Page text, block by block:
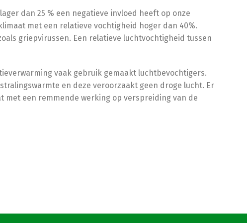
dan 25 % een negatieve invloed heeft op onze
met een relatieve vochtigheid hoger dan 40%.
griepvirussen. Een relatieve luchtvochtigheid tussen
vaak gebruik gemaakt luchtbevochtigers.
en deze veroorzaakt geen droge lucht. Er
een remmende werking op verspreiding van de